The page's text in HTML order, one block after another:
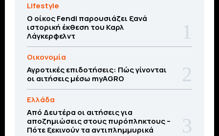
Lifestyle
Ο οίκος Fendi παρουσιάζει ξανά
ιστορική έκθεση του Καρλ
Λάγκερφελντ
Οικονομία
Αγροτικές επιδοτήσεις: Πώς γίνονται
οι αιτήσεις μέσω myAGRO
Ελλάδα
Από Δευτέρα οι αιτήσεις για
αποζημιώσεις στους πυρόπληκτους –
Πότε ξεκινούν τα αντιπλημμυρικά